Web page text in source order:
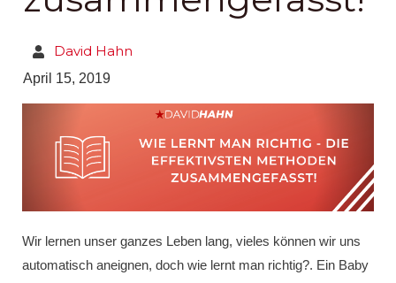
David Hahn
April 15, 2019
Wir lernen unser ganzes Leben lang, vieles können wir uns
automatisch aneignen, doch wie lernt man richtig?. Ein Baby